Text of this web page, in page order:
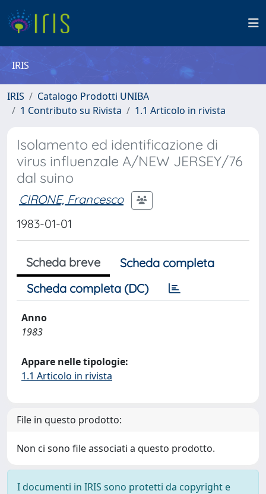
IRIS
IRIS
Catalogo Prodotti UNIBA
1 Contributo su Rivista
1.1 Articolo in rivista
Isolamento ed identificazione di
virus influenzale A/NEW JERSEY/76
dal suino
CIRONE, Francesco
1983-01-01
Scheda breve
Scheda completa
Scheda completa (DC)
Anno
1983
Appare nelle tipologie:
1.1 Articolo in rivista
File in questo prodotto:
Non ci sono file associati a questo prodotto.
I documenti in IRIS sono protetti da copyright e